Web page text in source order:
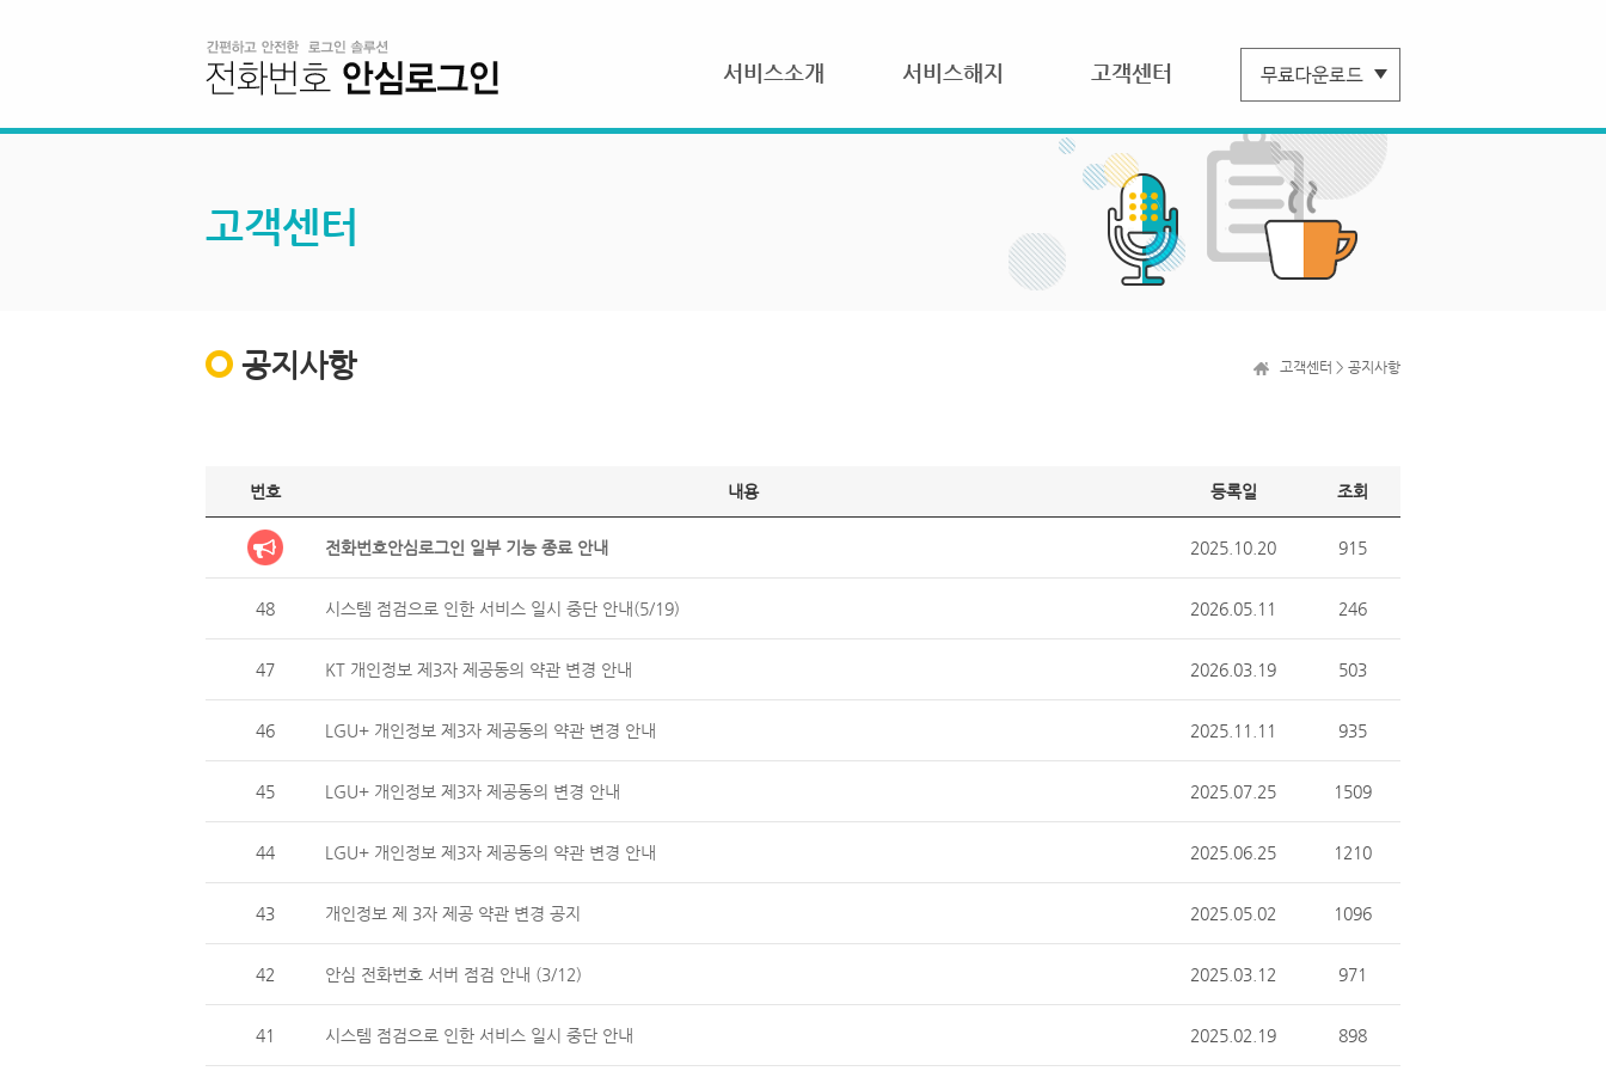
서비스소개 서비스해지 고객센터
고객센터
공지사항 고객센터 > 공지사항
번호 내용 등록일 조회
전화번호안심로그인 일부 기능 종료 안내 2025.10.20 915
48 시스템 점검으로 인한 서비스 일시 중단 안내(5/19) 2026.05.11 246
47 KT 개인정보 제3자 제공동의 약관 변경 안내 2026.03.19 503
46 LGU+ 개인정보 제3자 제공동의 약관 변경 안내 2025.11.11 935
45 LGU+ 개인정보 제3자 제공동의 변경 안내 2025.07.25 1509
44 LGU+ 개인정보 제3자 제공동의 약관 변경 안내 2025.06.25 1210
43 개인정보 제 3자 제공 약관 변경 공지 2025.05.02 1096
42 안심 전화번호 서버 점검 안내 (3/12) 2025.03.12 971
41 시스템 점검으로 인한 서비스 일시 중단 안내 2025.02.19 898